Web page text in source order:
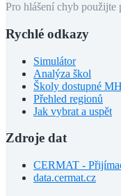
Pro hlášení chyb
Rychlé odkazy
Simulátor
Analýza škol
Školy dostupné
Přehled regionů
Jak vybrat a uspět
Zdroje dat
CERMAT -
data.cermat.cz